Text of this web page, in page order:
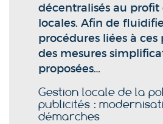
décentralisés au profit
locales. Afin de
procédures liées à ces
des mesures
proposées…
Gestion locale de la
publicités :
démarches